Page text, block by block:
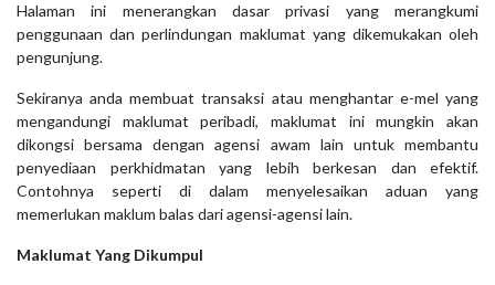
Halaman ini menerangkan dasar privasi yang merangkumi
penggunaan dan perlindungan maklumat yang dikemukakan oleh
pengunjung.
Sekiranya anda membuat transaksi atau menghantar e-mel yang
mengandungi maklumat peribadi, maklumat ini mungkin akan
dikongsi bersama dengan agensi awam lain untuk membantu
penyediaan perkhidmatan yang lebih berkesan dan efektif.
Contohnya seperti di dalam menyelesaikan aduan yang
memerlukan maklum balas dari agensi-agensi lain.
Maklumat Yang Dikumpul